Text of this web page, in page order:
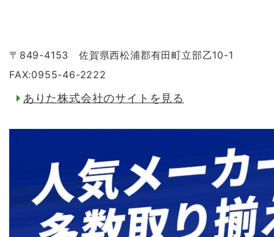
〒849-4153 佐賀県西松浦郡有田町立部乙10-1
FAX:0955-46-2222
ありた株式会社のサイトを見る